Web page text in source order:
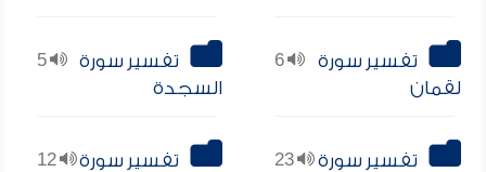
6
تفسير سورة
لقمان
5
تفسير سورة
السجدة
23
تفسير سورة
12
تفسير سورة